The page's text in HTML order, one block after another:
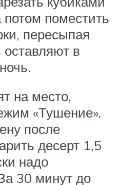
поместить
пересыпая
в
на место,
«Тушение».
после
десерт 1,5
надо
30 минут до